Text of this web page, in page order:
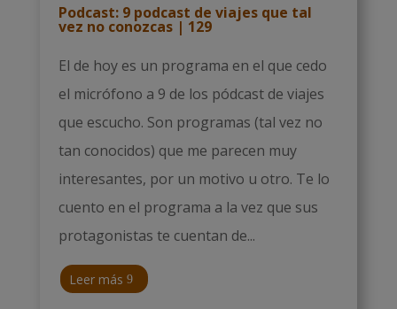
Podcast: 9 podcast de viajes que tal
vez no conozcas | 129
El de hoy es un programa en el que cedo
el micrófono a 9 de los pódcast de viajes
que escucho. Son programas (tal vez no
tan conocidos) que me parecen muy
interesantes, por un motivo u otro. Te lo
cuento en el programa a la vez que sus
protagonistas te cuentan de...
Leer más